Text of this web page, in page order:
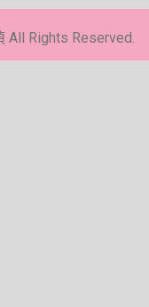
All Rights Reserved.